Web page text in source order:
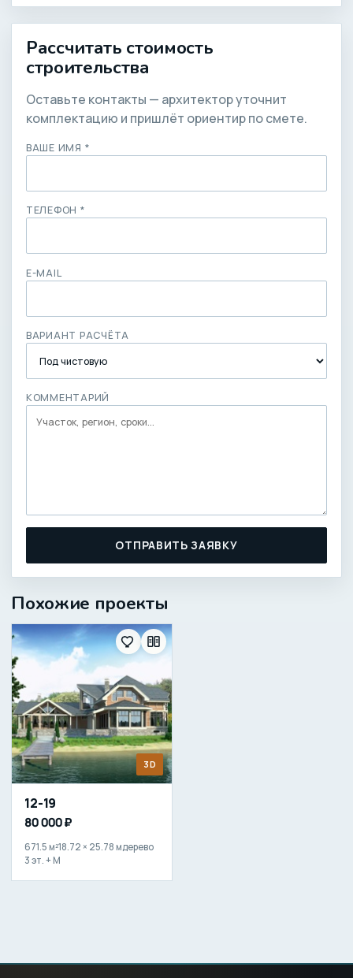
Рассчитать стоимость
строительства
Оставьте контакты — архитектор уточнит
комплектацию и пришлёт ориентир по смете.
ВАШЕ ИМЯ *
ТЕЛЕФОН *
E-MAIL
ВАРИАНТ РАСЧЁТА
КОММЕНТАРИЙ
ОТПРАВИТЬ ЗАЯВКУ
Похожие проекты
3D
12-19
80 000 ₽
671.5 м²18.72 × 25.78 мдерево
3 эт. + М